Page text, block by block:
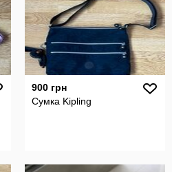
900 грн
Сумка Kipling